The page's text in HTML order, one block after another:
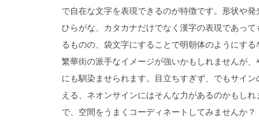
で自在な文字を表現できるのが特徴です。形状や
ひらがな、カタカナだけでなく漢字の表現であっ
るものの、袋文字にすることで明朝体のようにす
繁華街の派手なイメージが強いかもしれませんが
にも馴染ませられます。目立ちすぎず、でもサイ
える、ネオンサインにはそんな力があるのかもし
で、空間をうまくコーディネートしてみませんか？